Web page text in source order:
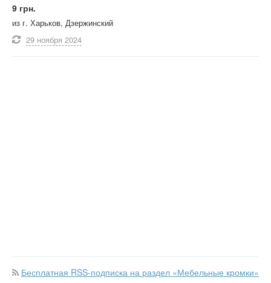
9 грн.
из г. Харьков, Дзержинский
29 ноября 2024
Бесплатная RSS-подписка на раздел «Мебельные кромки»